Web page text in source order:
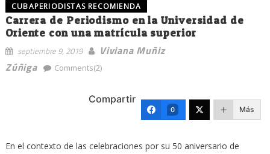
CUBAPERIODISTAS RECOMIENDA
Carrera de Periodismo en la Universidad de
Oriente con una matrícula superior
septiembre 9, 2019
Viviana Muñiz
Zúñiga
Comments(2)
Compartir
0 Más
En el contexto de las celebraciones por su 50 aniversario de